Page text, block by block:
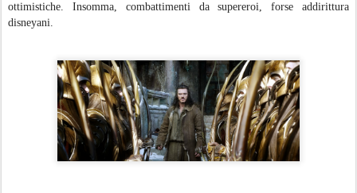
ottimistiche. Insomma, combattimenti da supereroi, forse addirittura
disneyani.